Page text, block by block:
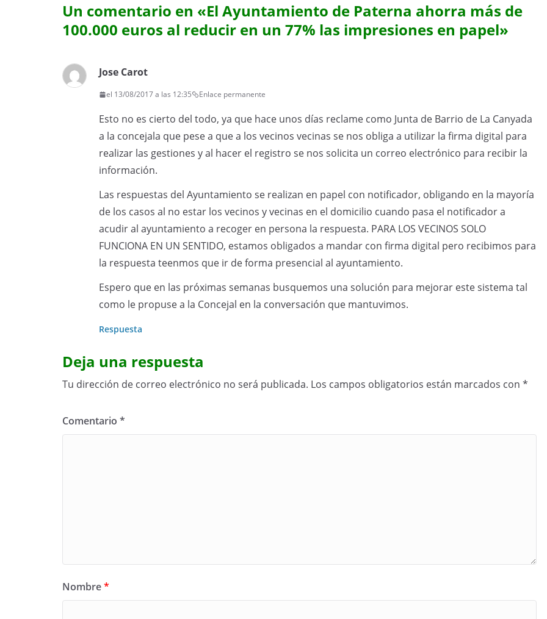
Un comentario en «El Ayuntamiento de Paterna ahorra más de
100.000 euros al reducir en un 77% las impresiones en papel»
Jose Carot
el 13/08/2017 a las 12:35 Enlace permanente
Esto no es cierto del todo, ya que hace unos días reclame como Junta de Barrio de La Canyada
a la concejala que pese a que a los vecinos vecinas se nos obliga a utilizar la firma digital para
realizar las gestiones y al hacer el registro se nos solicita un correo electrónico para recibir la
información.
Las respuestas del Ayuntamiento se realizan en papel con notificador, obligando en la mayoría
de los casos al no estar los vecinos y vecinas en el domicilio cuando pasa el notificador a
acudir al ayuntamiento a recoger en persona la respuesta. PARA LOS VECINOS SOLO
FUNCIONA EN UN SENTIDO, estamos obligados a mandar con firma digital pero recibimos para
la respuesta teenmos que ir de forma presencial al ayuntamiento.
Espero que en las próximas semanas busquemos una solución para mejorar este sistema tal
como le propuse a la Concejal en la conversación que mantuvimos.
Respuesta
Deja una respuesta
Tu dirección de correo electrónico no será publicada. Los campos obligatorios están marcados con *
Comentario *
Nombre*